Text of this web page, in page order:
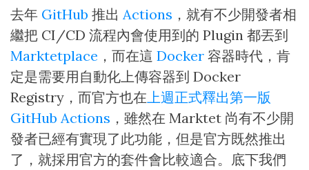
去年 GitHub 推出 Actions ，就有不少開發者相
繼把 CI/CD 流程內會使用到的 Plugin 都丟到
Marktetplace ，而在這 Docker 容器時代，肯
定是需要用自動化上傳容器到 Docker
Registry，而官方也在上週正式釋出第一版
GitHub Actions ，雖然在 Marktet 尚有不少開
發者已經有實現了此功能，但是官方既然推出
了，就採用官方的套件會比較適合。底下我們